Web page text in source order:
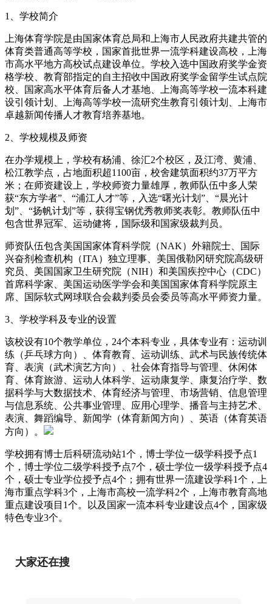
1、学校简介
上海体育学院是由国家体育总局和上海市人民政府共建共管的
体育类普通高等学校，国家首批世界一流学科建设高校，上海
市高水平地方高校试点建设单位。学校入选中国政府奖学金资
格学校、教育部指定的自主招收中国政府奖学金留学生试点院
校、国家高水平体育后备人才基地、上海高等学校一流本科建
设引领计划、上海高等学校一流研究生教育引领计划、上海市
卓越新闻传播人才教育培养基地。
2、学校规模及师资
在办学规模上，学校有杨浦、徐汇2个校区，及江湾、黄浦、
松江教学点，占地面积超1100亩，校舍建筑面积约37万平方
米；在师资建设上，学校师资力量雄厚，教师队伍中多人荣
获“东方学者”、“浦江人才”等，入选“曙光计划”、“晨光计
划”、“扬帆计划”等，获得宝钢优秀教师奖表彰。教师队伍中
包含世界冠军、运动健将，国际级和国家级裁判员。
师资队伍包含美国国家体育科学院（NAK）外籍院士、国际
兴奋剂检查机构（ITA）独立理事、美国俄勒冈研究院高级研
究员、美国国家卫生研究院（NIH）和美国疾控中心（CDC）
首席科学家、美国运动医学学会和美国国家体育科学院原主
席、国际软式网球联合会裁判委员会委员等高水平师资力量。
3、学校学科及专业的设置
该校设有10个教学单位，24个本科专业，具体专业有：运动训
练（乒乓球方向）、体育教育、运动训练、武术与民族传统体
育、表演（武术演艺方向）、社会体育指导与管理、休闲体
育、体育旅游、运动人体科学、运动康复学、康复治疗学、数
据科学与大数据技术、体育经济与管理、市场营销、信息管理
与信息系统、公共事业管理、应用心理学、播音与主持艺术、
表演、舞蹈编导、新闻学（体育新闻方向）、英语（体育英语
方向）。
学校拥有博士后科研流动站1个，博士学位一级学科授予点1
个，博士学位二级学科授予点7个，硕士学位一级学科授予点4
个，硕士专业学位授予点4个；拥有世界一流建设学科1个，上
海市重点学科3个，上海市高校一流学科2个，上海市教育高地
重点建设项目1个。以及国家一流本科专业建设点4个，国家级
特色专业3个。
大家还在搜